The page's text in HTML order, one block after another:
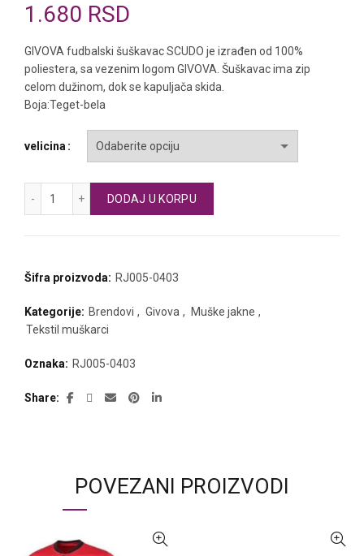
1.680 RSD
GIVOVA fudbalski šuškavac SCUDO je izrađen od 100%
poliestera, sa vezenim logom GIVOVA. Šuškavac ima zip
celom dužinom, dok se kapuljača skida.
Boja:Teget-bela
velicina
GIVOVA fudbalski šuškavac SCUDO količina
DODAJ U KORPU
Šifra proizvoda: RJ005-0403
Kategorije: Brendovi , Givova , Muške jakne ,
Tekstil muškarci
Oznaka: RJ005-0403
Share
POVEZANI PROIZVODI